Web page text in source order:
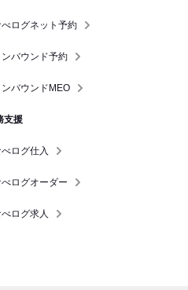
ログネット予約
ンバウンド予約
ンバウンドMEO
支援
ログ仕入
ログオーダー
ログ求人